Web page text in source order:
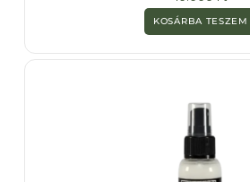
z
5
b
KOSÁRBA TESZEM